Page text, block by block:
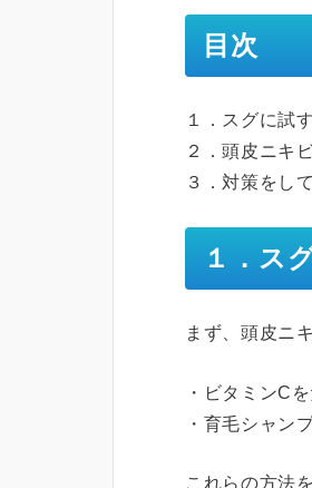
目次
１．スグに試
２．頭皮ニキ
３．対策をし
１．ス
まず、頭皮ニ
・ビタミンC
・育毛シャン
これらの方法